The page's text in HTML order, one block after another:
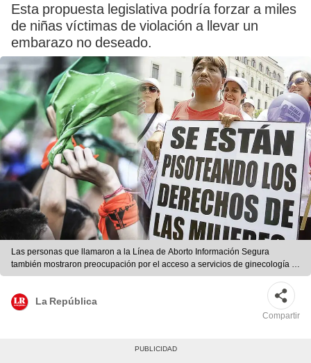
Esta propuesta legislativa podría forzar a miles
de niñas víctimas de violación a llevar un
embarazo no deseado.
Las personas que llamaron a la Línea de Aborto Información Segura
también mostraron preocupación por el acceso a servicios de ginecología y
a métodos de anticoncepción de emergencia. Foto: composición AFP
La República
Compartir